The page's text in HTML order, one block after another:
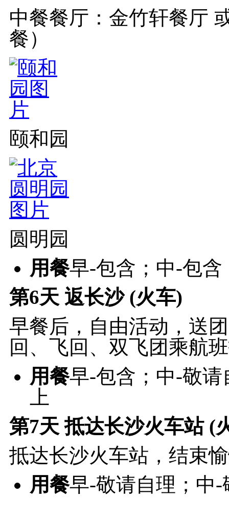
中餐餐厅：金竹轩餐厅
餐）
颐和园
圆明园
用餐早-包含；中-包
第6天 返长沙 (火车)
早餐后，自由活动，送
回、飞回、双飞团乘航
用餐早-包含；中-敬
上
第7天 抵达长沙火车站 (
抵达长沙火车站，结束
用餐早-敬请自理；中